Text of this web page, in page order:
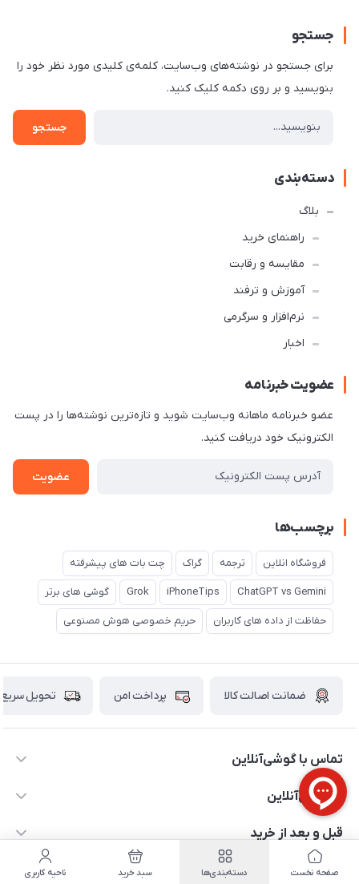
جستجو
برای جستجو در نوشته‌های وب‌سایت، کلمه‌ی کلیدی مورد نظر خود را
بنویسید و بر روی دکمه کلیک کنید.
جستجو
دسته‌بندی
بلاگ
راهنمای خرید
مقایسه و رقابت
آموزش و ترفند
نرم‌افزار و سرگرمی
اخبار
عضویت خبرنامه
عضو خبرنامه ماهانه وب‌سایت شوید و تازه‌ترین نوشته‌ها را در پست
الکترونیک خود دریافت کنید.
عضویت
برچسب‌ها
فروشگاه انلاین ترجمه گراک چت بات های پیشرفته
ChatGPT vs Gemini
iPhoneTips
Grok گوشی های برتر
حفاظت از داده های کاربران حریم خصوصی هوش مصنوعی
ضمانت اصالت کالا پرداخت امن تحویل سریع
تماس با گوشی‌آنلاین
۰۲۱91001221
info@gooshi.online
تهران، خیابان جمهوری، پاساژعلاءالدین، طبقه پنجم، واحد 564
با گوشی‌آنلاین
درباره ما
تماس با ما
قبل و بعد از خرید
نحوه خرید از گوشی آنلاین
صفحه نخست دسته‌بندی‌ها سبد خرید ناحیه کاربری